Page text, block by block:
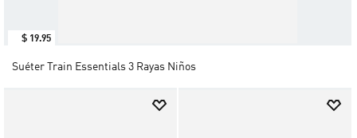
$ 19.95
Suéter Train Essentials 3 Rayas Niños